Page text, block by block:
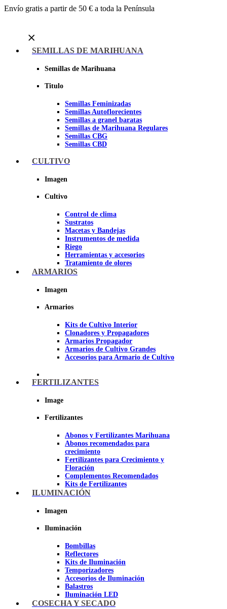
Envío gratis a partir de 50 € a toda la Península
SEMILLAS DE MARIHUANA
Semillas de Marihuana
Titulo
Semillas Feminizadas
Semillas Autoflorecientes
Semillas a granel baratas
Semillas de Marihuana Regulares
Semillas CBG
Semillas CBD
Sheer seeds
CULTIVO
Imagen
Cultivo
Control de clima
Sustratos
Macetas y Bandejas
Instrumentos de medida
Riego
Herramientas y accesorios
Tratamiento de olores
Insecticidas y fungicidas
Papel Reflectante para cultivo de
ARMARIOS
Imagen
Armarios
Kits de Cultivo Interior
Clonadores y Propagadores
Armarios Propagador
Armarios de Cultivo Grandes
Accesorios para Armario de Cultivo
FERTILIZANTES
Image
Fertilizantes
Abonos y Fertilizantes Marihuana
Abonos recomendados para
crecimiento
Fertilizantes para Crecimiento y
Floración
Complementos Recomendados
Kits de Fertilizantes
ILUMINACIÓN
Imagen
Iluminación
Bombillas
Reflectores
Kits de Iluminación
Temporizadores
Accesorios de Iluminación
Balastros
Iluminación LED
Iluminación LEC
COSECHA Y SECADO